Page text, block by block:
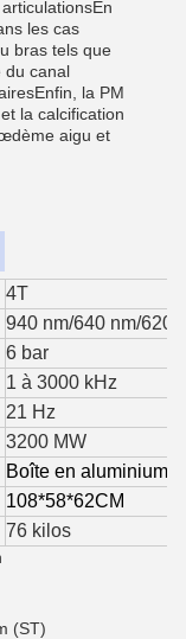
les cas
bras tels que
du canal
la PM
la calcification
aigu et
4T
940 nm/640 nm/620
6 bar
1 à 3000 kHz
21 Hz
3200 MW
Boîte en aluminium
108*58*62CM
76 kilos
(ST)